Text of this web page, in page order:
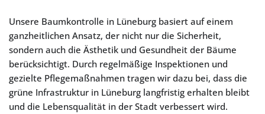
Unsere Baumkontrolle in Lüneburg basiert auf einem
ganzheitlichen Ansatz, der nicht nur die Sicherheit,
sondern auch die Ästhetik und Gesundheit der Bäume
berücksichtigt. Durch regelmäßige Inspektionen und
gezielte Pflegemaßnahmen tragen wir dazu bei, dass die
grüne Infrastruktur in Lüneburg langfristig erhalten bleibt
und die Lebensqualität in der Stadt verbessert wird.